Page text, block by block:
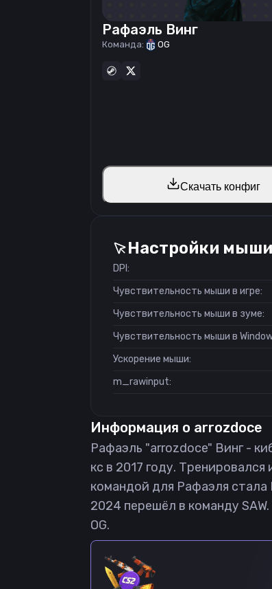
Рафаэль Винг
Команда: OG
Скачать конфиг
Настройки мыши
DPI:
Чувствительность мыши в игре:
Чувствительность мыши в зуме:
Чувствительность мыши в
Ускорение мыши:
m_rawinput:
Информация о arrozdoce
Рафаэль "arrozdoce" Винг -
кс в 2017 году.
командой для Рафаэля стала
2024 перешёл в команду
OG.